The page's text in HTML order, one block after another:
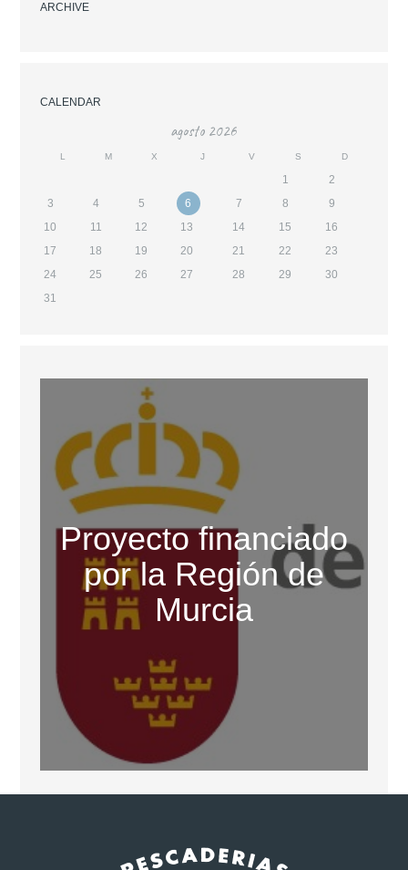
ARCHIVE
CALENDAR
agosto 2026
L M X J V S D
1
2
3
4 5 6 7 8
9
10
11 12 13 14 15
16
17
18 19 20 21 22
23
24
25 26 27 28 29
30
31
Proyecto financiado
por la Región de
Murcia